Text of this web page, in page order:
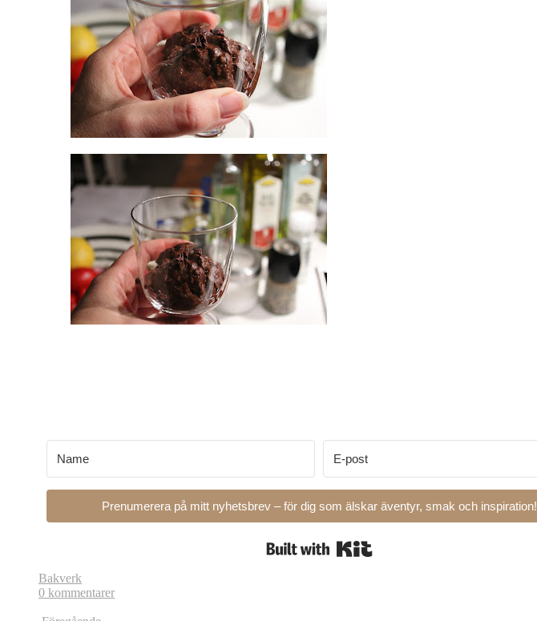
Prenumerera på mitt nyhetsbrev – för dig som älskar äventyr, smak och inspiration!
Bakverk
0 kommentarer